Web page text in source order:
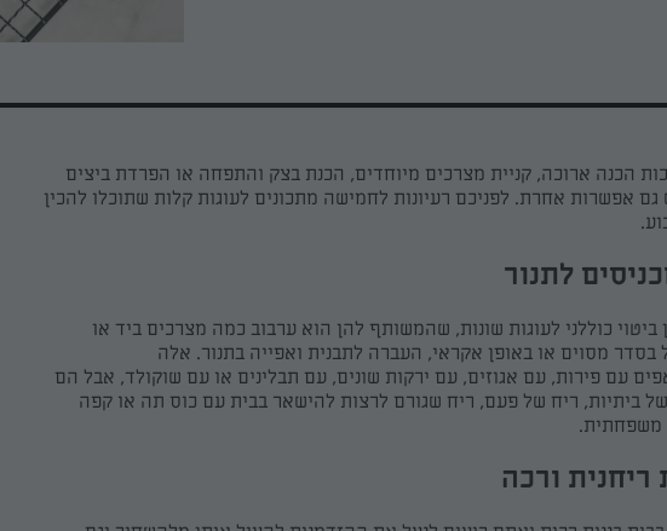
הכנה ארוכה, קניית מצרכים מיוחדים, הכנת בצק והתפחה או הפרדת ביצים
גם אפשרות אחרת. לפניכם רעיונות לחמישה מתכונים לעוגות קלות שתוכלו להכין
לתנור
ביטוי כוללני לעוגות שונות, שהמשותף להן הוא ערבוב כמה מצרכים ביד או
מסוים או באופן אקראי, העברה לתבנית ואפייה בתנור. אלה
עם פירות, עם אגוזים, עם ירקות שונים, עם תבלינים או עם שוקולד, אבל הם
ביתיות, ריח של פעם, ריח שגורם לרצות להישאר בבית עם כוס תה או קפה
משפחתית.
ריחנית ורכה